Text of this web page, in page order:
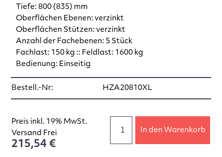
Tiefe: 800 (835) mm
Oberflächen Ebenen: verzinkt
Oberflächen Stützen: verzinkt
Anzahl der Fachebenen: 5 Stück
Fachlast: 150 kg :: Feldlast: 1600 kg
Bedienung: Einseitig
Bestell.-Nr: HZA20810XL
Preis inkl. 19% MwSt.
Versand Frei
215,54 €
In den Warenkorb